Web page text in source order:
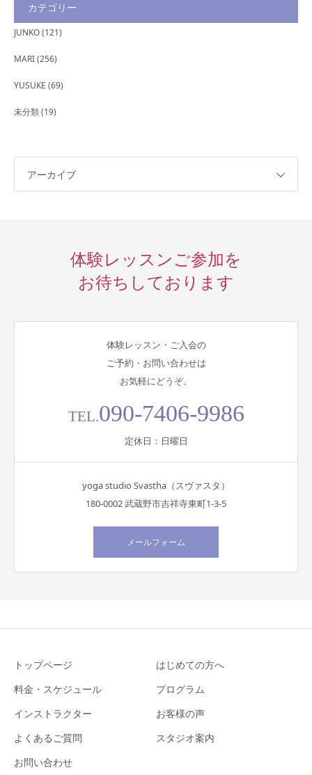
カテゴリー
JUNKO(121)
MARI(256)
YUSUKE (69)
未分類(19)
アーカイブ
体験レッスンご参加を
お待ちしております
体験レッスン・ご入会の
ご予約・お問い合わせは
お気軽にどうぞ。
TEL.090-7406-9986
定休日：日曜日
yoga studio Svastha（スヴァスタ）
180-0002 武蔵野市吉祥寺東町1-3-5
メールフォーム
トップページ
はじめての方へ
料金・スケジュール
プログラム
インストラクター
お客様の声
よくあるご質問
スタジオ案内
お問い合わせ